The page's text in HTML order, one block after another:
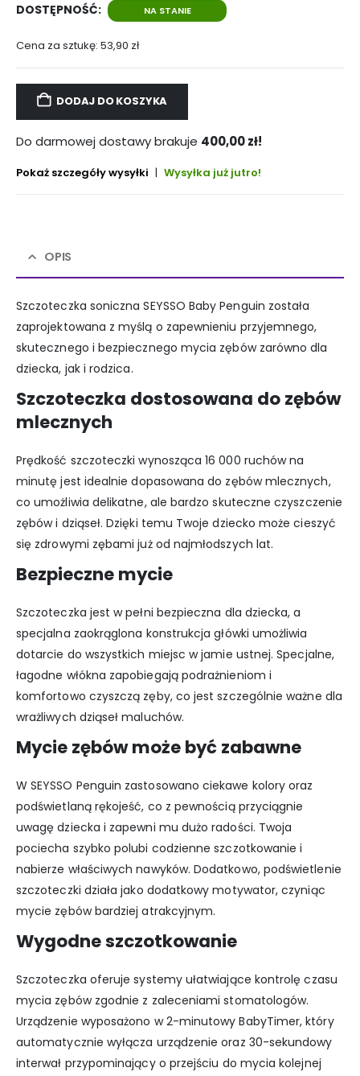
DOSTĘPNOŚĆ: NA STANIE
Cena za sztukę: 53,90 zł
DODAJ DO KOSZYKA
Do darmowej dostawy brakuje 400,00zł!
Pokaż szczegóły wysyłki | Wysyłka już jutro!
OPIS
Szczoteczka soniczna SEYSSO Baby Penguin została
zaprojektowana z myślą o zapewnieniu przyjemnego,
skutecznego i bezpiecznego mycia zębów zarówno dla
dziecka, jak i rodzica.
Szczoteczka dostosowana do zębów
mlecznych
Prędkość szczoteczki wynosząca 16 000 ruchów na
minutę jest idealnie dopasowana do zębów mlecznych,
co umożliwia delikatne, ale bardzo skuteczne czyszczenie
zębów i dziąseł. Dzięki temu Twoje dziecko może cieszyć
się zdrowymi zębami już od najmłodszych lat.
Bezpieczne mycie
Szczoteczka jest w pełni bezpieczna dla dziecka, a
specjalna zaokrąglona konstrukcja główki umożliwia
dotarcie do wszystkich miejsc w jamie ustnej. Specjalne,
łagodne włókna zapobiegają podrażnieniom i
komfortowo czyszczą zęby, co jest szczególnie ważne dla
wrażliwych dziąseł maluchów.
Mycie zębów może być zabawne
W SEYSSO Penguin zastosowano ciekawe kolory oraz
podświetlaną rękojeść, co z pewnością przyciągnie
uwagę dziecka i zapewni mu dużo radości. Twoja
pociecha szybko polubi codzienne szczotkowanie i
nabierze właściwych nawyków. Dodatkowo, podświetlenie
szczoteczki działa jako dodatkowy motywator, czyniąc
mycie zębów bardziej atrakcyjnym.
Wygodne szczotkowanie
Szczoteczka oferuje systemy ułatwiające kontrolę czasu
mycia zębów zgodnie z zaleceniami stomatologów.
Urządzenie wyposażono w 2-minutowy BabyTimer, który
automatycznie wyłącza urządzenie oraz 30-sekundowy
interwał przypominający o przejściu do mycia kolejnej